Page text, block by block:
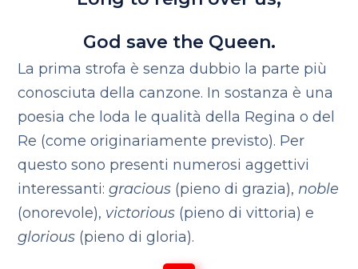
God save the Queen.
La prima strofa è senza dubbio la parte più
conosciuta della canzone. In sostanza è una
poesia che loda le qualità della Regina o del
Re (come originariamente previsto). Per
questo sono presenti numerosi aggettivi
interessanti:gracious (pieno di grazia), noble
(onorevole), victorious (pieno di vittoria) e
glorious (pieno di gloria).